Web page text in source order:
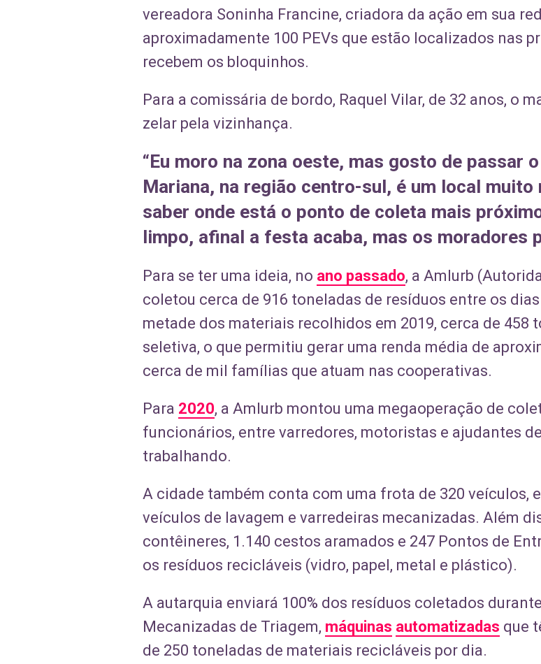
vereadora Soninha Francine, criadora da ação em sua
aproximadamente 100 PEVs que estão localizados nas
recebem os bloquinhos.
Para a comissária de bordo, Raquel Vilar, de 32 anos, o
zelar pela vizinhança.
“Eu moro na zona oeste, mas gosto de passar
Mariana, na região centro-sul, é um local
saber onde está o ponto de coleta mais
limpo, afinal a festa acaba, mas os moradores
Para se ter uma ideia, no ano passado, a Amlurb
coletou cerca de 916 toneladas de resíduos entre os
metade dos materiais recolhidos em 2019, cerca de 458
seletiva, o que permitiu gerar uma renda média de
cerca de mil famílias que atuam nas cooperativas.
Para 2020, a Amlurb montou uma megaoperação de
funcionários, entre varredores, motoristas e ajudantes
trabalhando.
A cidade também conta com uma frota de 320 veículos,
veículos de lavagem e varredeiras mecanizadas. Além
contêineres, 1.140 cestos aramados e 247 Pontos de
os resíduos recicláveis (vidro, papel, metal e plástico).
A autarquia enviará 100% dos resíduos coletados
Mecanizadas de Triagem, máquinas automatizadas que
de 250 toneladas de materiais recicláveis por dia.